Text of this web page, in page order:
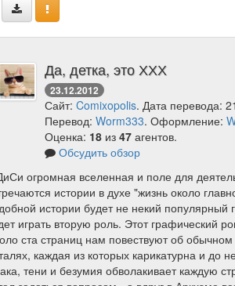
Да, детка, это ХХХ
23.12.2012
Сайт: Comixopolis. Дата перевода:
Перевод: Worm333. Оформление:
Оценка: 18 из 47 агентов.
Обсудить обзор
огромная вселенная и поле для
истории в духе "жизнь около
истории будет не некий
играть вторую роль. Этот графический
ста страниц нам повествуют об
каждая из которых карикатурна и
тени и безумия обволакивает каждую